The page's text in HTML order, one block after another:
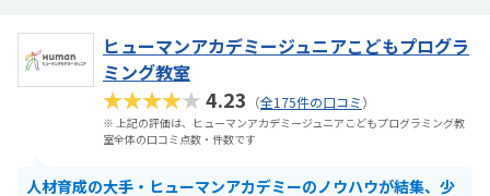
ヒューマンアカデミージュニアこどもプログラ
ミング教室
★★★★★4.23 （全175件の口コミ）
※ 上記の評価は、ヒューマンアカデミージュニアこどもプログラミング教
室全体の口コミ点数・件数です
人材育成の大手・ヒューマンアカデミーのノウハウが結集、少